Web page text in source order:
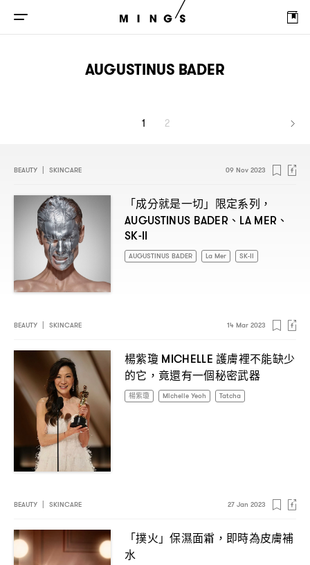
AUGUSTINUS BADER
1 2
BEAUTY SKINCARE 09 Nov 2023
「成分就是一切」限定系列 ，
AUGUSTINUS BADER 、 LA MER 、
SK-II
AUGUSTINUS BADER La Mer SK-II
BEAUTY SKINCARE 14 Mar 2023
楊紫瓊 MICHELLE護膚裡不能缺少
的它 ， 竟還有一個秘密武器
楊紫瓊 Michelle Yeoh Tatcha
BEAUTY SKINCARE 27 Jan 2023
「撲火」保濕面霜 ， 即時為皮膚補
水